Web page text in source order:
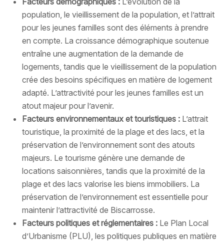
population, le vieillissement de la population, et l’attrait
pour les jeunes familles sont des éléments à prendre
en compte. La croissance démographique soutenue
entraîne une augmentation de la demande de
logements, tandis que le vieillissement de la population
crée des besoins spécifiques en matière de logement
adapté. L’attractivité pour les jeunes familles est un
atout majeur pour l’avenir.
Facteurs environnementaux et touristiques : L’attrait
touristique, la proximité de la plage et des lacs, et la
préservation de l’environnement sont des atouts
majeurs. Le tourisme génère une demande de
locations saisonnières, tandis que la proximité de la
plage et des lacs valorise les biens immobiliers. La
préservation de l’environnement est essentielle pour
maintenir l’attractivité de Biscarrosse.
Facteurs politiques et réglementaires : Le Plan Local
d’Urbanisme (PLU), les politiques publiques en matière